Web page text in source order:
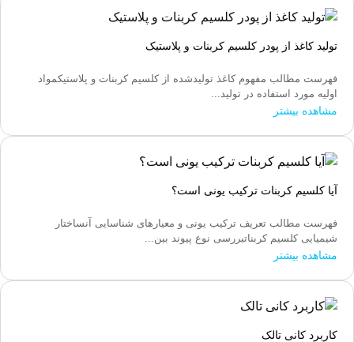
تولید کاغذ از پودر کلسیم کربنات و پلاستیک
فهرست مطالب مفهوم کاغذ تولیدشده از کلسیم کربنات و پلاستیکمواد
اولیه مورد استفاده در تولید...
مشاهده بیشتر
آیا کلسیم کربنات ترکیب یونی است؟
فهرست مطالب تعریف ترکیب یونی و معیارهای شناسایی آنساختار
شیمیایی کلسیم کربناتبررسی نوع پیوند بین...
مشاهده بیشتر
کاربرد کانی تالک